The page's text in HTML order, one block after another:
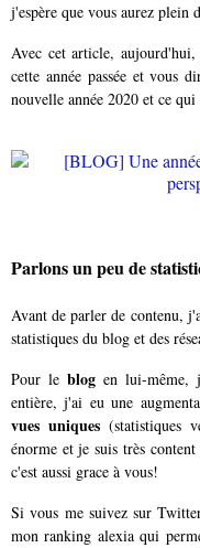
j'espère que vous aurez plein
Avec cet article,
cette année passée et vous
nouvelle année 2020 et ce
Parlons un peu de
Avant de parler de contenu,
statistiques du blog et des
Pour le blogen lui-même,
entière, j'ai eu une
vues uniques (statistiques
énorme et je suis très
c'est aussi grace à vous!
Si vous me suivez sur
mon ranking alexia qui